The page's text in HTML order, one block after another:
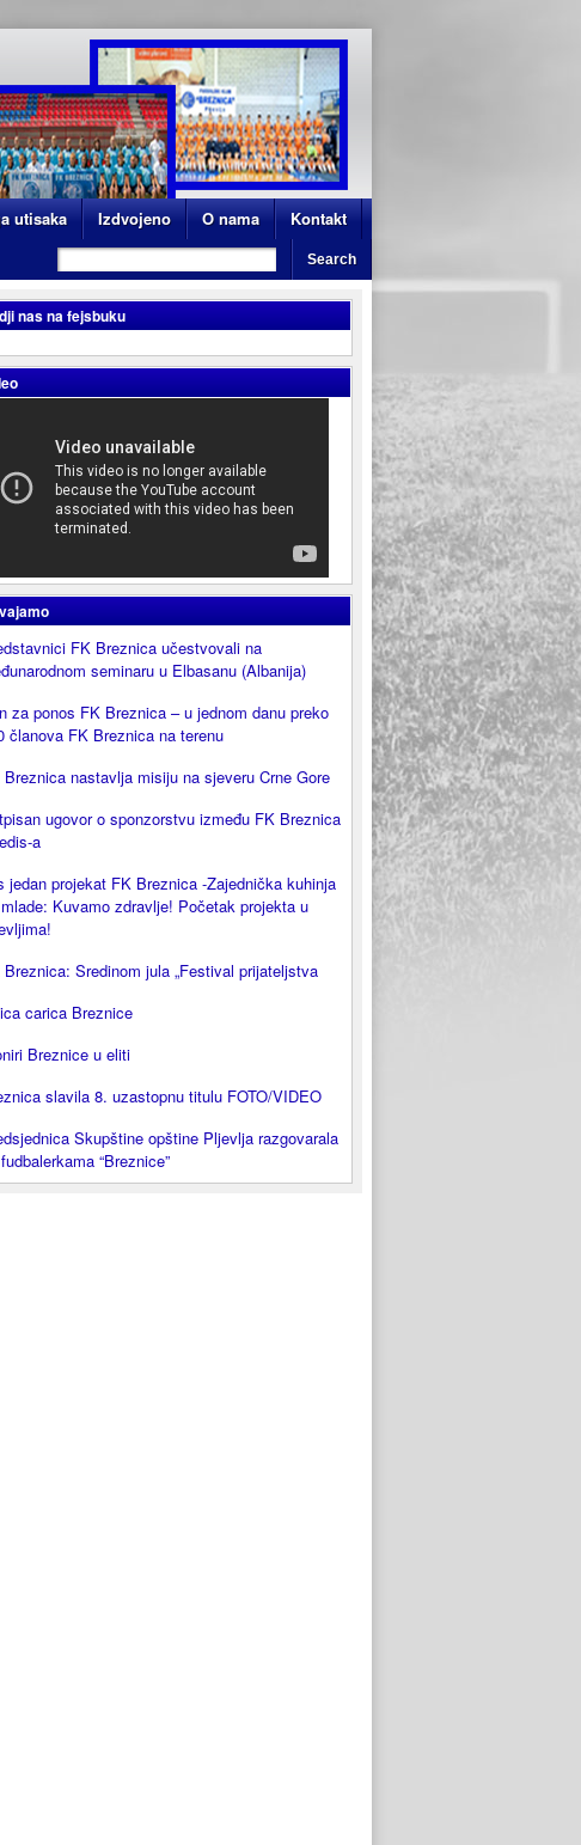
utisaka Izdvojeno O nama Kontakt
nas na fejsbuku
FK Breznica učestvovali na
seminaru u Elbasanu (Albanija)
za ponos FK Breznica – u jednom danu preko
članova FK Breznica na terenu
Breznica nastavlja misiju na sjeveru Crne Gore
ugovor o sponzorstvu između FK Breznica
a
jedan projekat FK Breznica -Zajednička kuhinja
Kuvamo zdravlje! Početak projekta u
Breznica: Sredinom jula „Festival prijateljstva
carica Breznice
Breznice u eliti
slavila 8. uzastopnu titulu FOTO/VIDEO
Skupštine opštine Pljevlja razgovarala
“Breznice”